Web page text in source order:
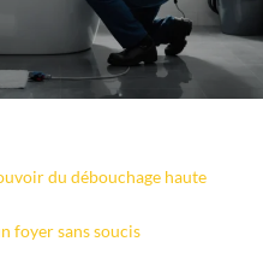
du débouchage haute
foyer sans soucis